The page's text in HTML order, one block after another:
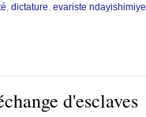
dictature evariste ndayishimiye
d'esclaves